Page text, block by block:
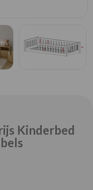
Kinderbed